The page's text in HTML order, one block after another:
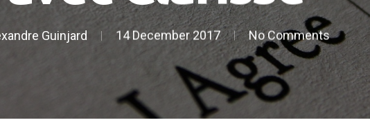
Guinjard 14 December 2017 No Comments